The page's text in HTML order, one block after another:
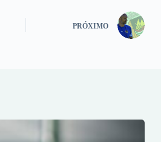
PRÓXIMO